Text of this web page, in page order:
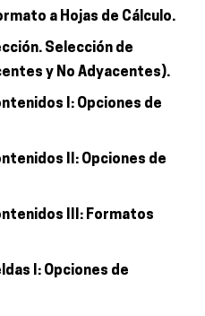
a Hojas de Cálculo.
Selección de
y No Adyacentes).
I: Opciones de
II: Opciones de
III: Formatos
I: Opciones de